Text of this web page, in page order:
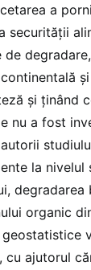
a
securității
și ținând
nu a fost
la nivelul
degradarea
organic
cu ajutorul